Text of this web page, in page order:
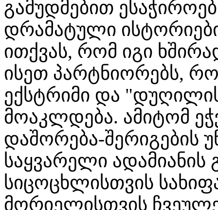
გამუდმებით
დრამატული
ითქვას, რომ იგი
ისეთ პარტნიორებს,
ექსტრიმი და
მოაკლდება. ამიტომ
დაშორება-შერიგების
საყვარელი
სიცოცხლისთვის
მორიელისთვის